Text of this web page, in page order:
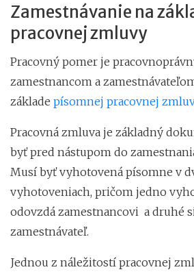
Zamestnávanie na
pracovnej zmluvy
Pracovný pomer je
zamestnancom a
základe písomnej pracovnej
Pracovná zmluva je základný
byť pred nástupom do
Musí byť vyhotovená písomne v
vyhotoveniach, pričom jedno
odovzdá zamestnancovi a druhé
zamestnávateľ.
Jednou z náležitostí pracovnej